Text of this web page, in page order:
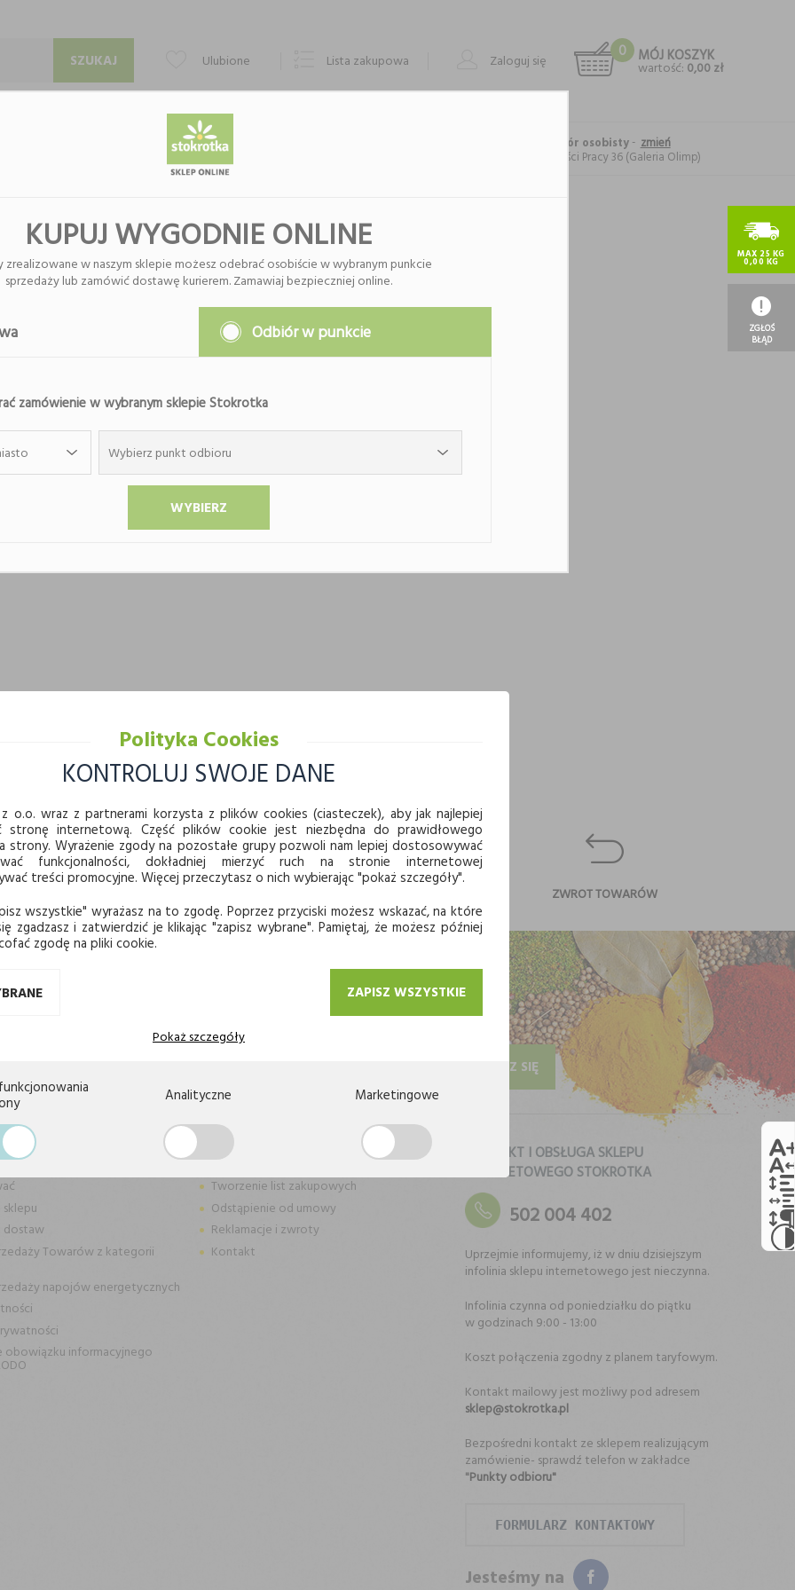
Ulubione Lista zakupowa Zaloguj się
0 MÓJ KOSZYK
wartość: 0,00 zł
KONTAKT Forma realizacji: odbiór osobisty- zmień
, al. Spółdzielczości Pracy 36 (Galeria Olimp)
Nie znaleziono produktów w tej kategorii.
Proszę wybrać inną kategorię.
ZWROT TOWARÓW
do
ZAPISZ SIĘ
sklepu
dostaw
Towarów z kategorii
napojów energetycznych
obowiązku informacyjnego
STOKROTKA
Tworzenie list zakupowych
Odstąpienie od umowy
Reklamacje i zwroty
Kontakt
KONTAKT I OBSŁUGA SKLEPU
INTERNETOWEGO STOKROTKA
502 004 402
Uprzejmie informujemy, iż w dniu dzisiejszym
infolinia sklepu internetowego jest nieczynna.
Infolinia czynna od poniedziałku do piątku
w godzinach 9:00 - 13:00
Koszt połączenia zgodny z planem taryfowym.
Kontakt mailowy jest możliwy pod adresem
sklep@stokrotka.pl
Bezpośredni kontakt ze sklepem realizującym
zamówienie- sprawdź telefon w zakładce
"Punkty odbioru"
FORMULARZ KONTAKTOWY
Jesteśmy na
MAX 25 KG
0,00 KG
ZGŁOŚ
BŁĄD
Polityka Cookies
KONTROLUJ SWOJE DANE
o.o. wraz z partnerami korzysta z plików cookies (ciasteczek), aby jak najlepiej
stronę internetową. Część plików cookie jest niezbędna do prawidłowego
strony. Wyrażenie zgody na pozostałe grupy pozwoli nam lepiej dostosowywać
funkcjonalności, dokładniej mierzyć ruch na stronie internetowej
treści promocyjne. Więcej przeczytasz o nich wybierając "pokaż szczegóły".
wszystkie" wyrażasz na to zgodę. Poprzez przyciski możesz wskazać, na które
zgadzasz i zatwierdzić je klikając "zapisz wybrane". Pamiętaj, że możesz później
zgodę na pliki cookie.
ZAPISZ WSZYSTKIE
Pokaż szczegóły
Analityczne Marketingowe
KUPUJ WYGODNIE ONLINE
zrealizowane w naszym sklepie możesz odebrać osobiście w wybranym punkcie
sprzedaży lub zamówić dostawę kurierem. Zamawiaj bezpieczniej online.
Odbiór w punkcie
zamówienie w wybranym sklepie Stokrotka
Wybierz punkt odbioru